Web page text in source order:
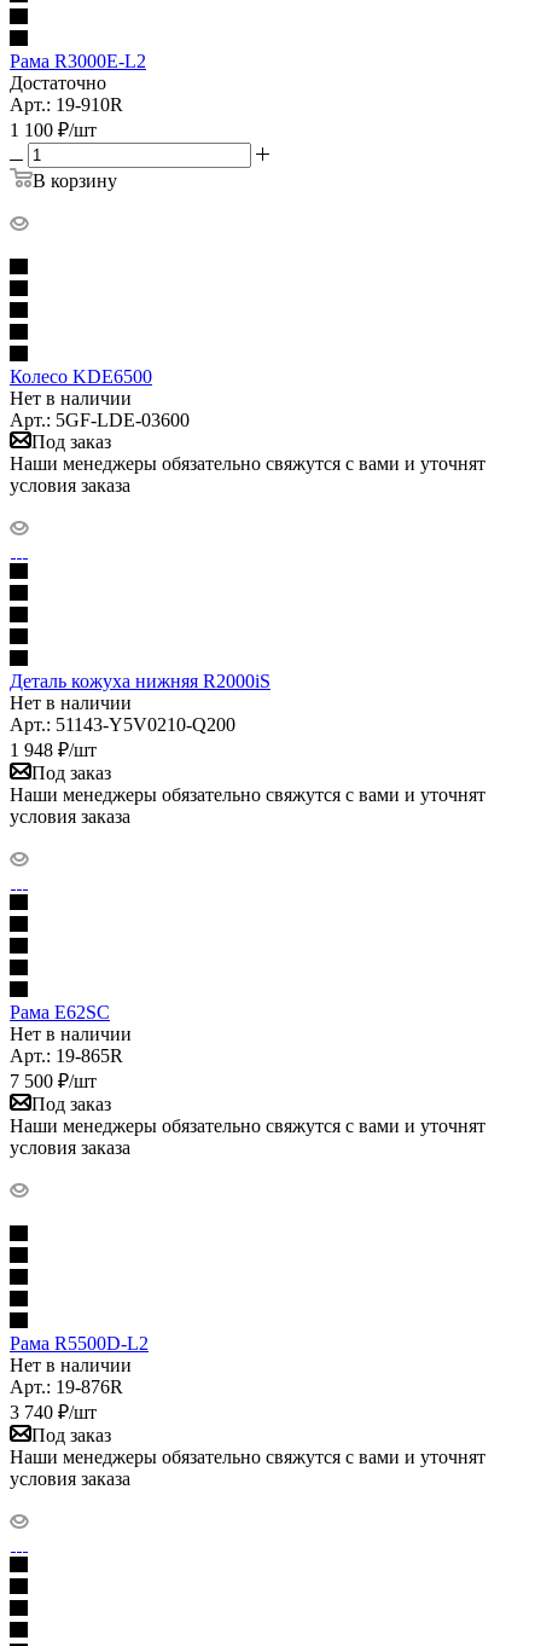
Рама R3000E-L2
Достаточно
Арт.: 19-910R
1 100 ₽/шт
В корзину
Колесо KDE6500
Нет в наличии
Арт.: 5GF-LDE-03600
Под заказ
Наши менеджеры обязательно свяжутся с вами и уточнят
условия заказа
Деталь кожуха нижняя R2000iS
Нет в наличии
Арт.: 51143-Y5V0210-Q200
1 948 ₽/шт
Под заказ
Наши менеджеры обязательно свяжутся с вами и уточнят
условия заказа
Рама E62SC
Нет в наличии
Арт.: 19-865R
7 500 ₽/шт
Под заказ
Наши менеджеры обязательно свяжутся с вами и уточнят
условия заказа
Рама R5500D-L2
Нет в наличии
Арт.: 19-876R
3 740 ₽/шт
Под заказ
Наши менеджеры обязательно свяжутся с вами и уточнят
условия заказа